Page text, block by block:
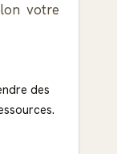
votre
des